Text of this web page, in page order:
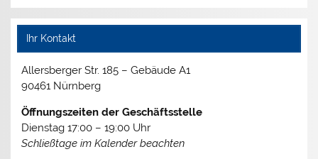
Ihr Kontakt
Allersberger Str. 185 – Gebäude A1
90461 Nürnberg
Öffnungszeiten der Geschäftsstelle
Dienstag 17:00 – 19:00 Uhr
Schließtage im Kalender beachten